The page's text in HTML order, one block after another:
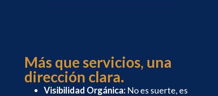
Más que servicios, una
dirección clara.
Visibilidad Orgánica: No es suerte, es